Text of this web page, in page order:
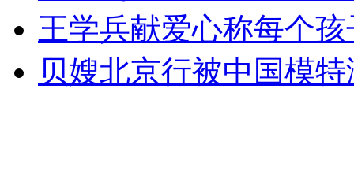
消防员救轻生者 花炮节热闹非凡 减压"枕头大战"
王学兵献爱心称每个
贝嫂北京行被中国模